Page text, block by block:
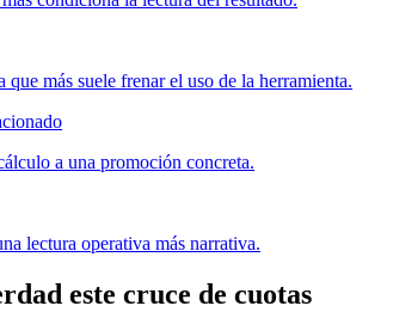
que más suele frenar el uso de la herramienta.
a una promoción concreta.
lectura operativa más narrativa.
este cruce de cuotas